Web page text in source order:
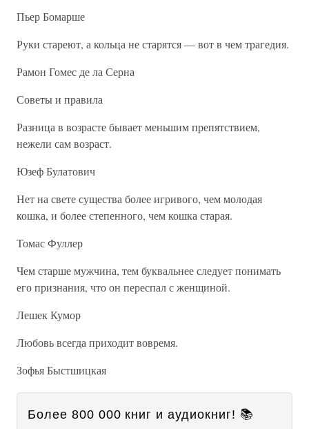
Пьер Бомарше
Руки стареют, а кольца не старятся — вот в чем трагедия.
Рамон Гомес де ла Серна
Советы и правила
Разница в возрасте бывает меньшим препятствием,
нежели сам возраст.
Юзеф Булатович
Нет на свете существа более игривого, чем молодая
кошка, и более степенного, чем кошка старая.
Томас Фуллер
Чем старше мужчина, тем буквальнее следует понимать
его признания, что он переспал с женщиной.
Лешек Кумор
Любовь всегда приходит вовремя.
Зофья Быстшицкая
Более 800 000 книг и аудиокниг! 📚